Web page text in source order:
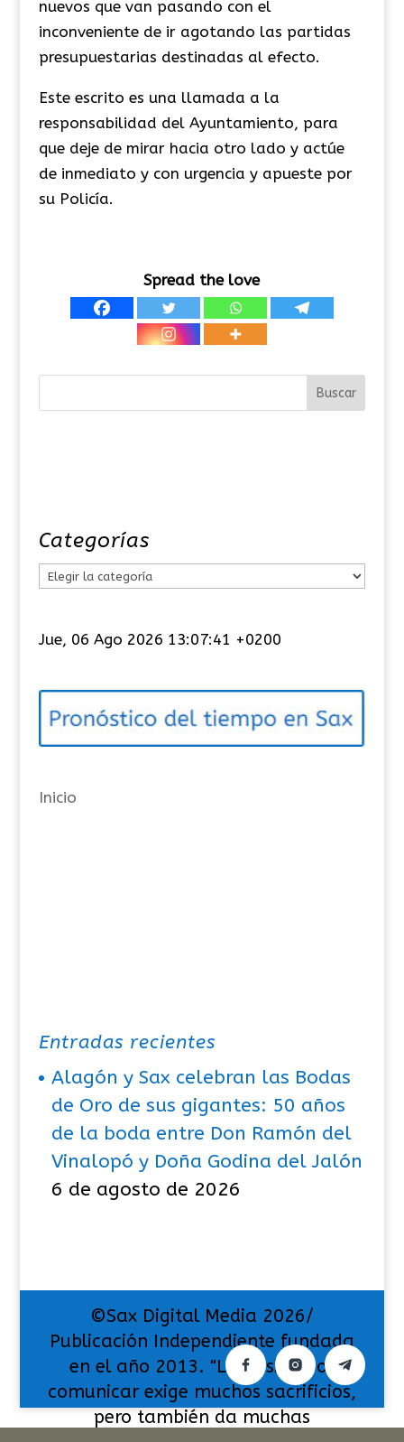
nuevos que van pasando con el
inconveniente de ir agotando las partidas
presupuestarias destinadas al efecto.
Este escrito es una llamada a la
responsabilidad del Ayuntamiento, para
que deje de mirar hacia otro lado y actúe
de inmediato y con urgencia y apueste por
su Policía.
Spread the love
Categorías
e
o
í
s
Jue, 06 Ago 2026 13:07:41 +0200
Inicio
Entradas recientes
Alagón y Sax celebran las Bodas
de Oro de sus gigantes: 50 años
de la boda entre Don Ramón del
Vinalopó y Doña Godina del Jalón
6 de agosto de 2026
©Sax Digital Media 2026/
Publicación Independiente fundada
en el año 2013. "La pasión por
comunicar exige muchos sacrificios,
pero también da muchas